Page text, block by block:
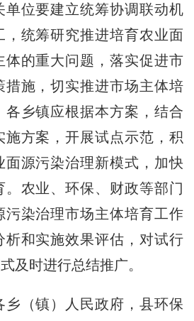
单位要建立统筹协调联动机
，统筹研究推进培育农业面
体的重大问题，落实促进市
措施，切实推进市场主体培
各乡镇应根据本方案，结合
施方案，开展试点示范，积
面源污染治理新模式，加快
农业、环保、财政等部门
污染治理市场主体培育工作
析和实施效果评估，对试行
及时进行总结推广。
（镇）人民政府，县环保